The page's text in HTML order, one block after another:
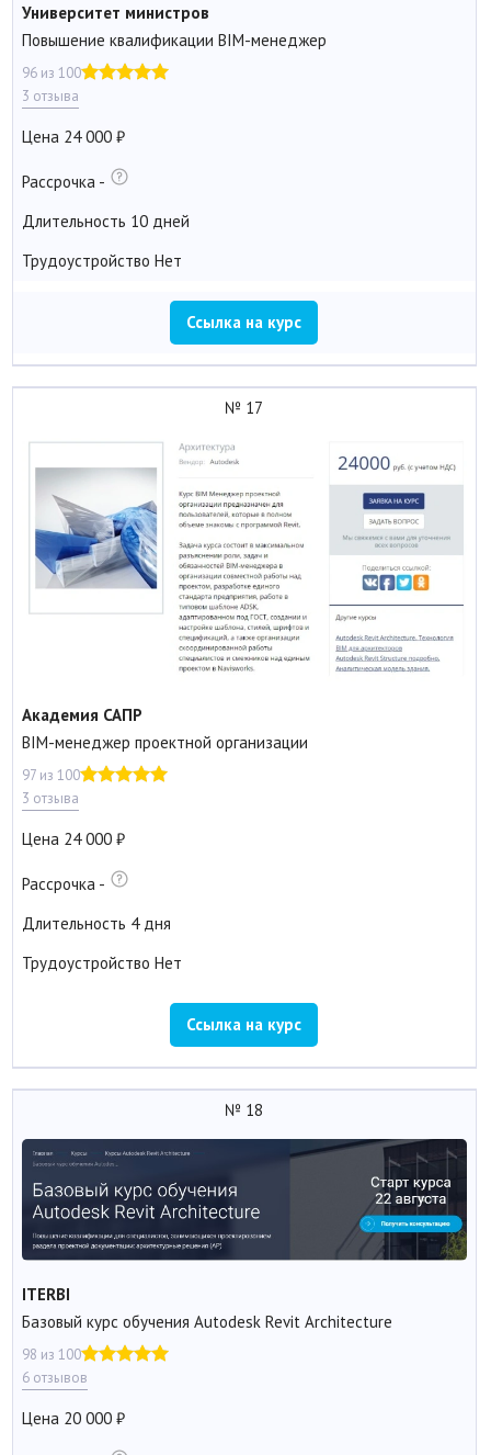
Университет министров
Повышение квалификации BIM-менеджер
96 из 100
3 отзыва
Цена 24 000
Рассрочка -
Длительность 10 дней
Трудоустройство Нет
Ссылка на курс
№ 17
Академия САПР
BIM-менеджер проектной организации
97 из 100
3 отзыва
Цена 24 000
Рассрочка -
Длительность 4 дня
Трудоустройство Нет
Ссылка на курс
№ 18
ITERBI
Базовый курс обучения Autodesk Revit Architecture
98 из 100
6 отзывов
Цена 20 000